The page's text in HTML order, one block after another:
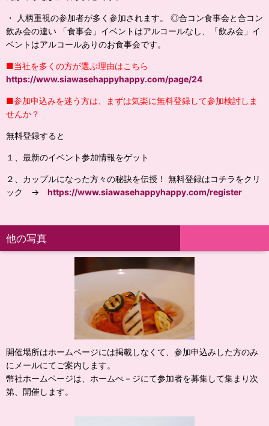
・ 人柄重視の参加者が多く参加されます。 ◎合コン食事会と合コン
飲み会の違い 「食事会」イベントはアルコールなし、「飲み会」イ
ベントはアルコールありのお食事会です。
■当社を多くの方が選ぶ理由はこちら
https://www.siawasehappyhappy.com/page/24
■参加申込みを迷う方は、まずは気楽に無料登録して参加検討しま
せんか？
無料登録すると
１、最新のイベント参加情報をゲット
２、カップルになった方々の秘訣を伝授！ 無料登録はコチラをクリ
ック → https://www.siawasehappyhappy.com/register
他の写真
開催場所はホームページには掲載しなくて、参加申込みした方のみ
にメールにてご案内します。
幣社ホームページは、ホームぺ－ジにて参加者を募集して集まり次
第、開催します。